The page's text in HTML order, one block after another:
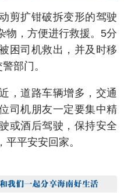
扩钳破拆变形的驾驶
物，方便进行救援。5分
困司机救出，并及时移
部门。
道路车辆增多，交通
司机朋友一定要集中精
或酒后驾驶，保持安全
平安安回家。